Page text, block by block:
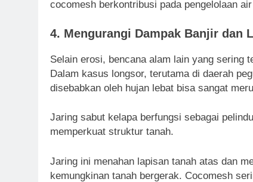
cocomesh berkontribusi pada pengelolaan
4. Mengurangi Dampak Banjir dan
Selain erosi, bencana alam lain yang sering
Dalam kasus longsor, terutama di daerah
disebabkan oleh hujan lebat bisa sangat
Jaring sabut kelapa berfungsi sebagai
memperkuat struktur tanah.
Jaring ini menahan lapisan tanah atas dan
kemungkinan tanah bergerak. Cocomesh